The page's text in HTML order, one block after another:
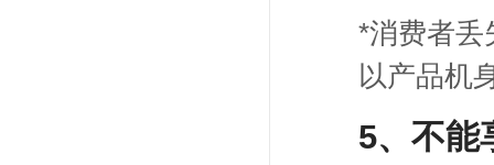
*消费者丢
以产品机
5、不能